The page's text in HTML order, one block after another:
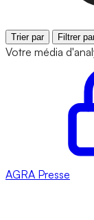
Trier par Filtrer
Votre média
AGRA Presse